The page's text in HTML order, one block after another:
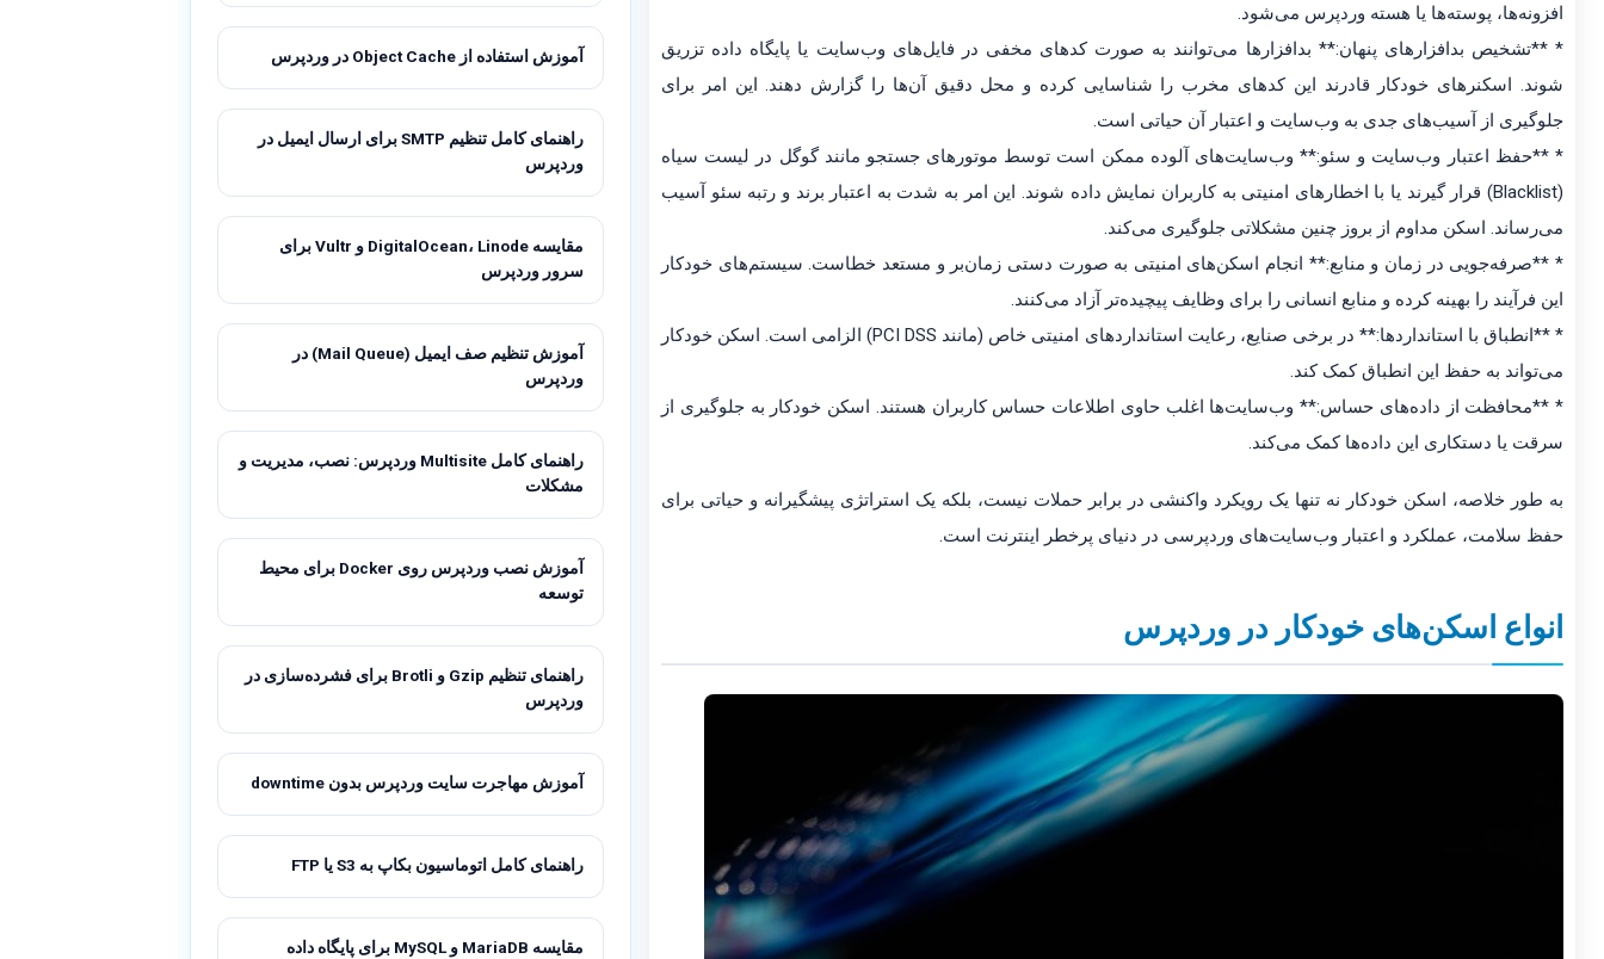
افزونه‌ها، پوسته‌ها یا هسته وردپرس می‌شود.
* **تشخیص بدافزارهای پنهان:** بدافزارها می‌توانند به صورت کدهای مخفی در فایل‌های وب‌سایت یا پایگاه داده تزریق
شوند. اسکنرهای خودکار قادرند این کدهای مخرب را شناسایی کرده و محل دقیق آن‌ها را گزارش دهند. این امر برای
جلوگیری از آسیب‌های جدی به وب‌سایت و اعتبار آن حیاتی است.
* **حفظ اعتبار وب‌سایت و سئو:** وب‌سایت‌های آلوده ممکن است توسط موتورهای جستجو مانند گوگل در لیست سیاه
(Blacklist) قرار گیرند یا با اخطارهای امنیتی به کاربران نمایش داده شوند. این امر به شدت به اعتبار برند و رتبه سئو آسیب
می‌رساند. اسکن مداوم از بروز چنین مشکلاتی جلوگیری می‌کند.
* **صرفه‌جویی در زمان و منابع:** انجام اسکن‌های امنیتی به صورت دستی زمان‌بر و مستعد خطاست. سیستم‌های خودکار
این فرآیند را بهینه کرده و منابع انسانی را برای وظایف پیچیده‌تر آزاد می‌کنند.
* **انطباق با استانداردها:** در برخی صنایع، رعایت استانداردهای امنیتی خاص (مانند PCI DSS) الزامی است. اسکن خودکار
می‌تواند به حفظ این انطباق کمک کند.
* **محافظت از داده‌های حساس:** وب‌سایت‌ها اغلب حاوی اطلاعات حساس کاربران هستند. اسکن خودکار به جلوگیری از
سرقت یا دستکاری این داده‌ها کمک می‌کند.
به طور خلاصه، اسکن خودکار نه تنها یک رویکرد واکنشی در برابر حملات نیست، بلکه یک استراتژی پیشگیرانه و حیاتی برای
حفظ سلامت، عملکرد و اعتبار وب‌سایت‌های وردپرسی در دنیای پرخطر اینترنت است.
انواع اسکن‌های خودکار در وردپرس
آموزش استفاده از Object Cache در وردپرس
راهنمای کامل تنظیم SMTP برای ارسال ایمیل در
وردپرس
مقایسه DigitalOcean، Linode و Vultr برای
سرور وردپرس
آموزش تنظیم صف ایمیل (Mail Queue) در
وردپرس
راهنمای کامل Multisite وردپرس: نصب، مدیریت و
مشکلات
آموزش نصب وردپرس روی Docker برای محیط
توسعه
راهنمای تنظیم Gzip و Brotli برای فشرده‌سازی در
وردپرس
آموزش مهاجرت سایت وردپرس بدون downtime
راهنمای کامل اتوماسیون بکاپ به S3 یا FTP
مقایسه MariaDB و MySQL برای پایگاه داده